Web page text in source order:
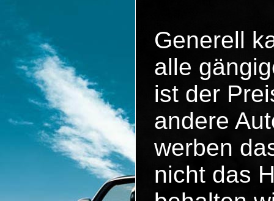
Generell
alle
ist der
andere
werben
nicht das